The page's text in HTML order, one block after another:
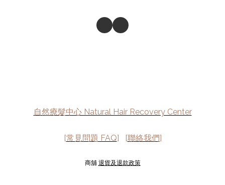
自然療髮中心 Natural Hair Recovery Center
[常見問題 FAQ] [聯絡我們]
商舖 退貨及退款政策